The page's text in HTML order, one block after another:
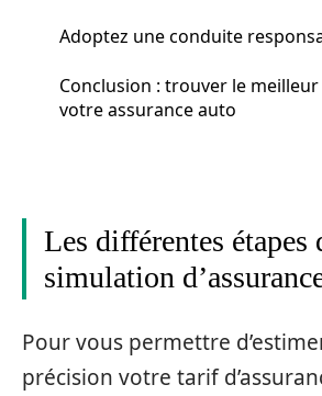
Adoptez une conduite
Conclusion : trouver le
votre assurance auto
Les différentes étapes
simulation
Pour vous permettre
précision votre tarif